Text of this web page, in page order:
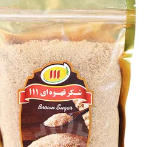
بسته بندی بسته بندی
دمنوش گیاهی دمنوش گیاهی
فلــه ای فلــه ای
بسته بندی بسته بندی
بخور گیاهی بخور گیاهی
همه دسته بندی های دمنوش و بخورهای